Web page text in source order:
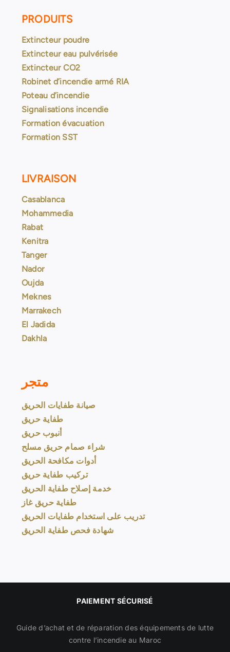
PRODUITS
Extincteur poudre
Extincteur eau pulvérisée
Extincteur CO2
Robinet d’incendie armé RIA
Poteau d’incendie
Signalisations incendie
Formation évacuation
Formation SST
LIVRAISON
Casablanca
Mohammedia
Rabat
Kenitra
Tanger
Nador
Oujda
Meknes
Marrakech
El Jadida
Dakhla
متجر
صيانة طفايات الحريق
طفاية حريق
أنبوب حريق
شراء صمام حريق مسلح
أدوات مكافحة الحريق
تركيب طفاية حريق
خدمة إصلاح طفاية الحريق
طفاية حريق غاز
تدريب على استخدام طفايات الحريق
شهادة فحص طفاية الحريق
PAIEMENT SÉCURISÉ
Guide d’achat et de réparation des équipements de lutte
contre l’incendie au Maroc